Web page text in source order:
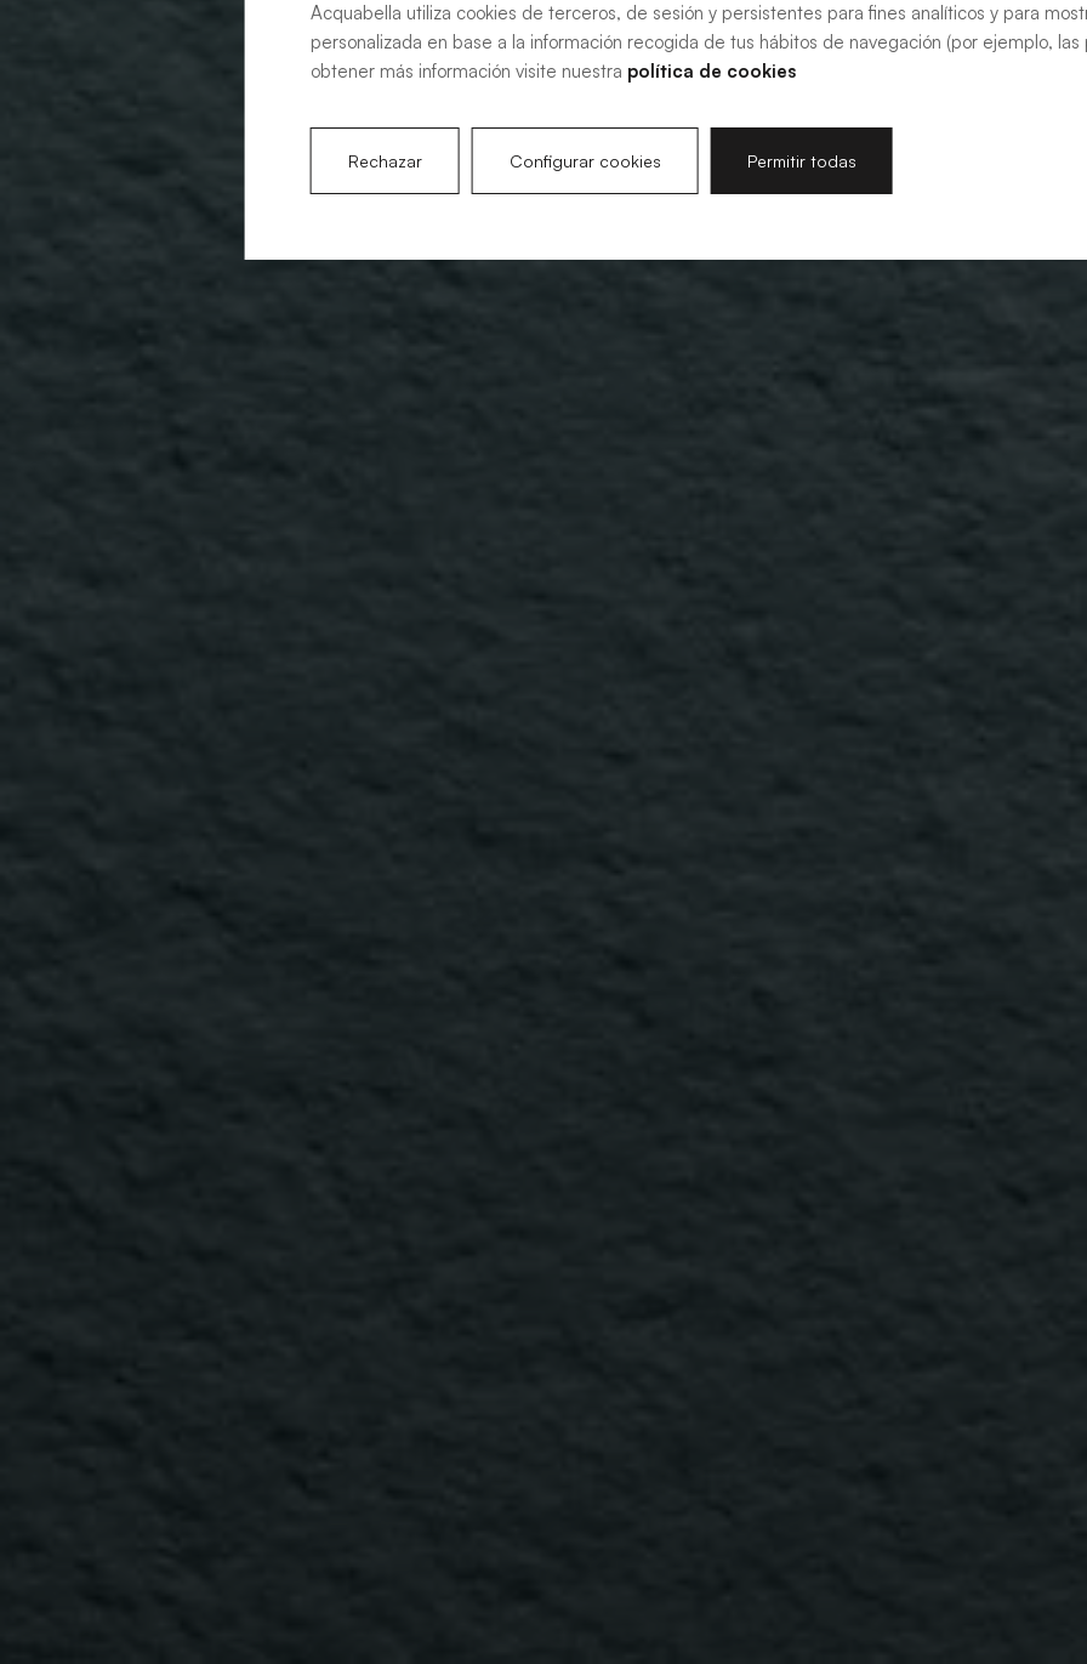
Acquabella utiliza cookies de terceros, de sesión y persistentes para fines analíticos y para
personalizada en base a la información recogida de tus hábitos de navegación (por ejemplo, las
obtener más información visite nuestra política de cookies
Rechazar Configurar cookies Permitir todas